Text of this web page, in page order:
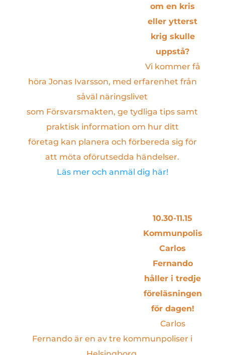
om en kris
eller ytterst
krig skulle
uppstå?
Vi kommer få
höra Jonas Ivarsson, med erfarenhet från
såväl näringslivet
som Försvarsmakten, ge tydliga tips samt
praktisk information om hur ditt
företag kan planera och förbereda sig för
att möta oförutsedda händelser.
Läs mer och anmäl dig här!
10.30-11.15
Kommunpolis
Carlos
Fernando
håller i tredje
föreläsningen
för dagen!
Carlos
Fernando är en av tre kommunpoliser i